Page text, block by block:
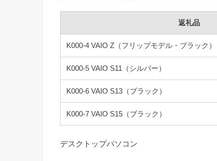
返礼品
K000-4 VAIO Z（フリップモデル・ブラック）
K000-5 VAIO S11（シルバー）
K000-6 VAIO S13（ブラック）
K000-7 VAIO S15（ブラック）
デスクトップパソコン